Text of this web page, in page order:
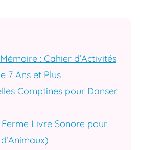
: Cahier d’Activités
7 Ans et Plus
Comptines pour Danser
Ferme Livre Sonore pour